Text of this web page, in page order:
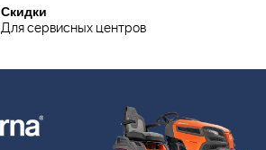
Скидки
Для сервисных центров